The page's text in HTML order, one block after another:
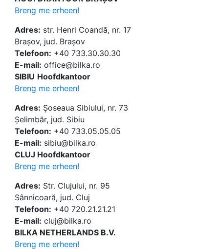
Breng me erheen!
Adres: str. Henri Coandă, nr. 17
Brașov, jud. Brașov
Telefoon: +40 733.30.30.30
E-mail: office@bilka.ro
SIBIU Hoofdkantoor
Breng me erheen!
Adres: Șoseaua Sibiului, nr. 73
Șelimbăr, jud. Sibiu
Telefoon: +40 733.05.05.05
E-mail: sibiu@bilka.ro
CLUJ Hoofdkantoor
Breng me erheen!
Adres: Str. Clujului, nr. 95
Sânnicoară, jud. Cluj
Telefoon: +40 720.21.21.21
E-mail: cluj@bilka.ro
BILKA NETHERLANDS B.V.
Breng me erheen!